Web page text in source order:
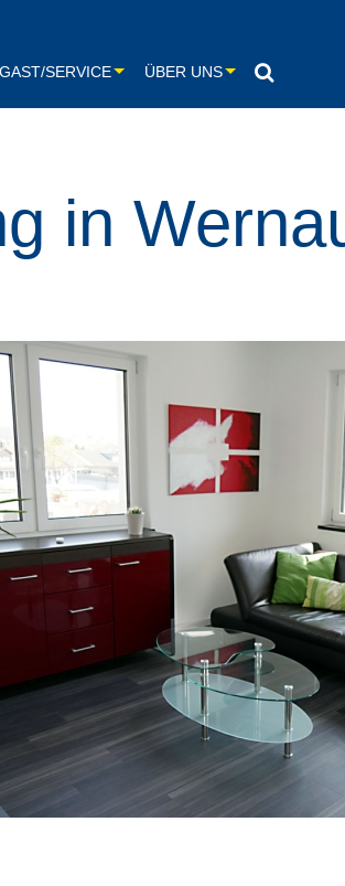
GAST/SERVICE
Unsere Preise
Monteurzimmer
Möbliertes Zimmer
Kurzzeitmiete
ÜBER UNS
in